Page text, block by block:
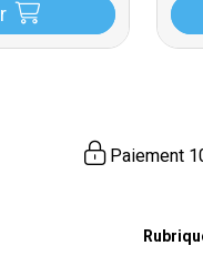
Paiement